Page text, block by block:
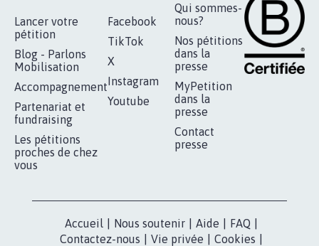
Lancer votre
pétition
Blog - Parlons
Mobilisation
Accompagnement
Partenariat et
fundraising
Les pétitions
proches de chez
vous
Facebook
TikTok
X
Instagram
Youtube
Qui sommes-
nous?
Nos pétitions
dans la
presse
MyPetition
dans la
presse
Contact
presse
Accueil Nous soutenir Aide FAQ
Contactez-nous
Vie privée Cookies